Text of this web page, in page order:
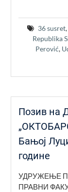
36 susret,
Republika
Perović,
Позив на
Бањој
године
УДРУЖЕЊЕ
ПРАВНИ